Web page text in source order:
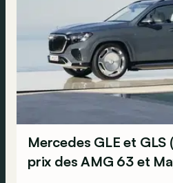
Mercedes GLE et
prix des AMG 63 et